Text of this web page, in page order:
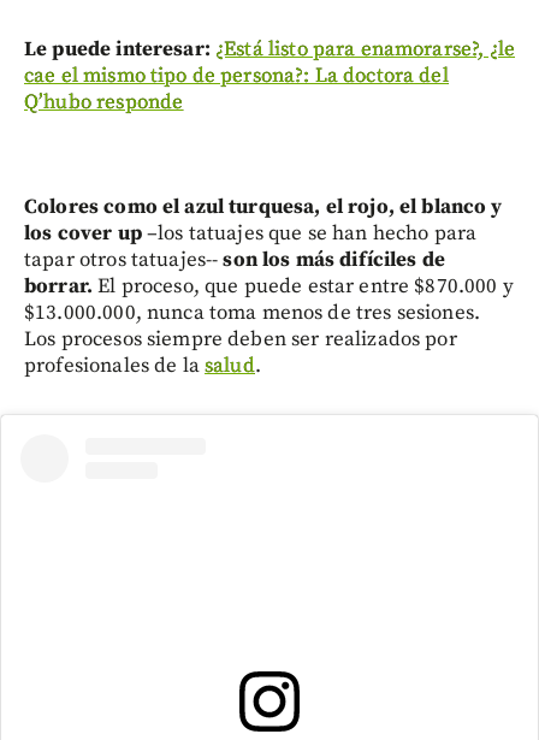
Le puede interesar: ¿Está listo para enamorarse?, ¿le
cae el mismo tipo de persona?: La doctora del
Q’hubo responde
Colores como el azul turquesa, el rojo, el blanco y
los cover up–los tatuajes que se han hecho para
tapar otros tatuajes--son los más difíciles de
borrar. El proceso, que puede estar entre $870.000 y
$13.000.000, nunca toma menos de tres sesiones.
Los procesos siempre deben ser realizados por
profesionales de lasalud.